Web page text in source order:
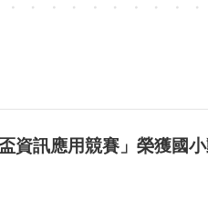
資訊應用競賽」榮獲國